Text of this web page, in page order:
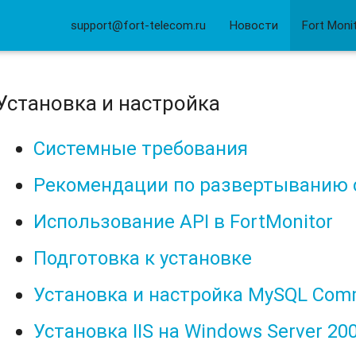
support@fort-telecom.ru Новости Fort
и настройка
Системные требования
Рекомендации по развертыванию
Использование API в FortMonitor
Подготовка к установке
Установка и настройка MySQL
Установка IIS на Windows Server